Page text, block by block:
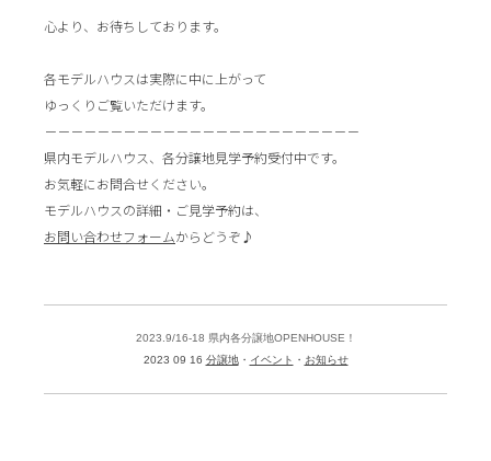
心より、お待ちしております。
各モデルハウスは実際に中に上がって
ゆっくりご覧いただけます。
－－－－－－－－－－－－－－－－－－－－－－－－
県内モデルハウス、各分譲地見学予約受付中です。
お気軽にお問合せください。
モデルハウスの詳細・ご見学予約は、
お問い合わせフォームからどうぞ♪
2023.9/16-18 県内各分譲地OPENHOUSE！
2023 09 16 分譲地 イベント お知らせ